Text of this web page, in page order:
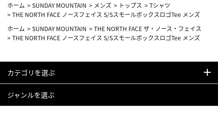
ホーム >SUNDAY MOUNTAIN > メンズ > トップス >Tシャツ
>THE NORTH FACE ノースフェイス S/SスモールボックスロゴTee メンズ
ホーム >SUNDAY MOUNTAIN >THE NORTH FACE ザ・ノース・フェイス
>THE NORTH FACE ノースフェイス S/SスモールボックスロゴTee メンズ
カテゴリを選ぶ
ジャンルを選ぶ